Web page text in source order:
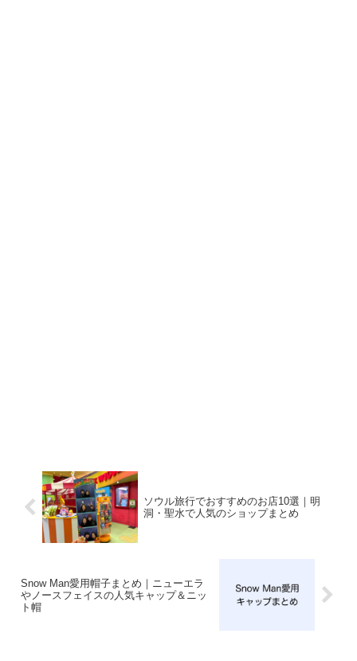
ソウル旅行でおすすめのお店10選｜明
洞・聖水で人気のショップまとめ
Snow Man愛用帽子まとめ｜ニューエラ
やノースフェイスの人気キャップ＆ニッ
ト帽